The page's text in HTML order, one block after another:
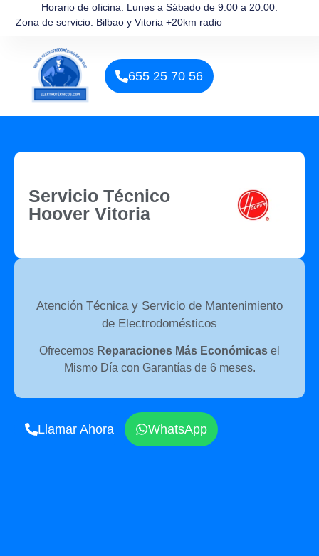
Horario de oficina: Lunes a Sábado de 9:00 a 20:00.
Zona de servicio: Bilbao y Vitoria +20km radio
655 25 70 56
Servicio Técnico
Hoover Vitoria
Atención Técnica y Servicio de Mantenimiento
de Electrodomésticos
Ofrecemos Reparaciones Más Económicas el
Mismo Día con Garantías de 6 meses.
Llamar Ahora WhatsApp